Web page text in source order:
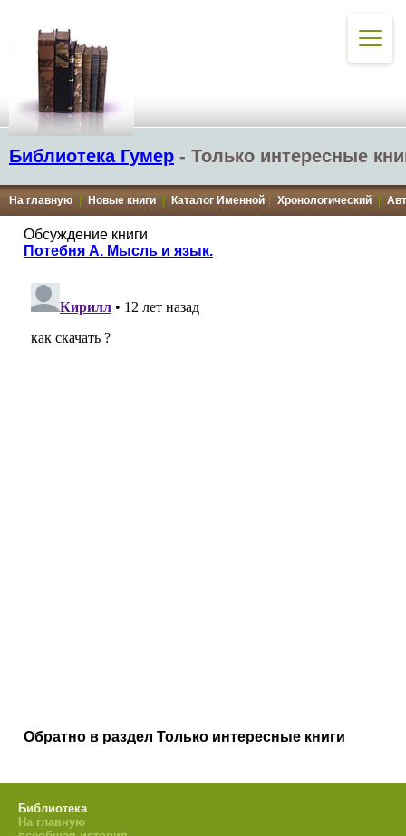
Библиотека Гумер - Только интересные
На главную Новые книги Каталог Именной Хронологический
Обсуждение книги
Потебня А. Мысль и язык.
Обратно в раздел Только интересные книги
Библиотека
На главную